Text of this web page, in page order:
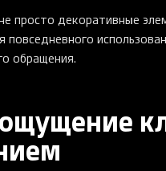
просто декоративные
повседневного
обращения.